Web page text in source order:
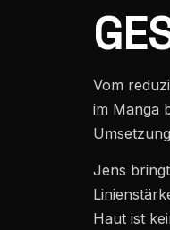
Vom
im Manga
Jens
Haut ist